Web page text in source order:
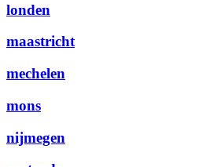
londen
maastricht
mechelen
mons
nijmegen